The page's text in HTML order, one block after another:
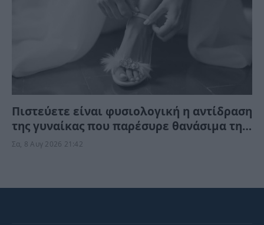
Πιστεύετε είναι φυσιολογική η αντίδραση
της γυναίκας που παρέσυρε θανάσιμα τη
34χρονη νύφη; «Θέλω τον πατέρα μου…»
Σα, 8 Αυγ 2026 21:42